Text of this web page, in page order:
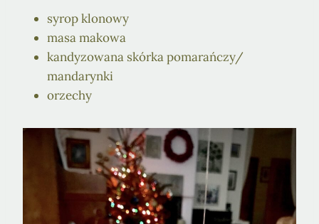
syrop klonowy
masa makowa
kandyzowana skórka pomarańczy/
mandarynki
orzechy